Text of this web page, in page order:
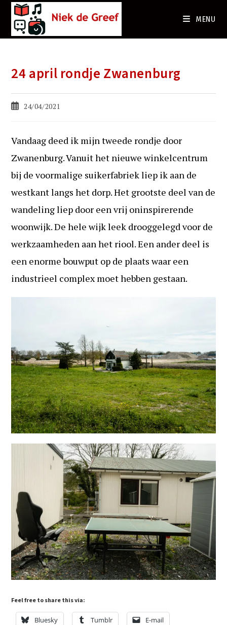
MENU
24 april rondje Zwanenburg
Bericht24/04/2021
Vandaag deed ik mijn tweede rondje door
Zwanenburg. Vanuit het nieuwe winkelcentrum
bij de voormalige suikerfabriek liep ik aan de
westkant langs het dorp. Het grootste deel van de
wandeling liep door een vrij oninspirerende
woonwijk. De hele wijk leek drooggelegd voor de
werkzaamheden aan het riool. Een ander deel is
een enorme bouwput op de plaats waar een
industrieel complex moet hebben gestaan.
Feel free to share this via:
Bluesky Tumblr E-mail